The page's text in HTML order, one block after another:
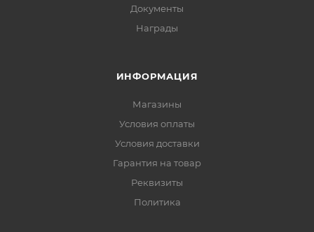
Документы
Награды
ИНФОРМАЦИЯ
Магазины
Условия оплаты
Условия доставки
Гарантия на товар
Реквизиты
Политика